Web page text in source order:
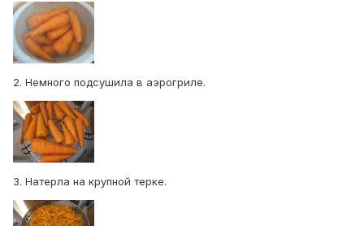
2. Немного подсушила в аэрогриле.
3. Натерла на крупной терке.